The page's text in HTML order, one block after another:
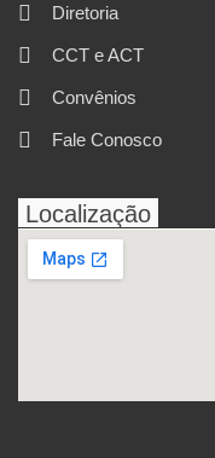
Diretoria
CCT e ACT
Convênios
Fale Conosco
Localização